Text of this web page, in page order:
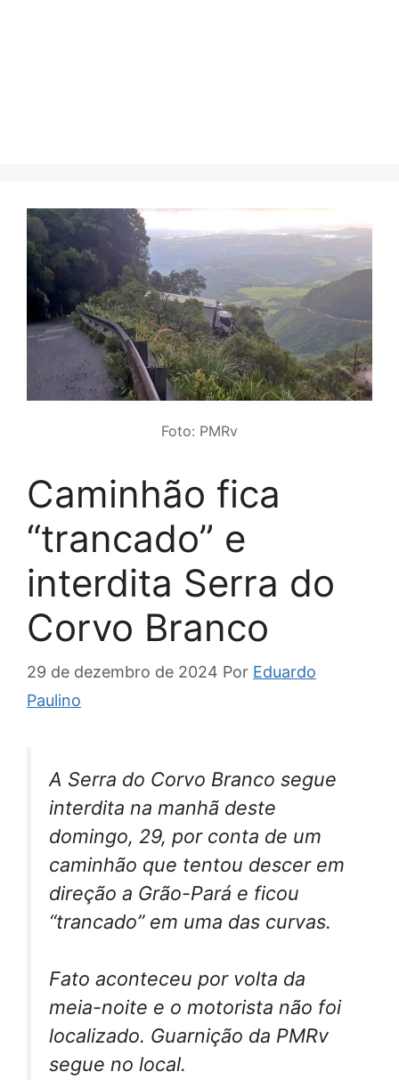
Foto: PMRv
Caminhão fica
“trancado” e
interdita Serra do
Corvo Branco
29 de dezembro de 2024 Por Eduardo
Paulino
A Serra do Corvo Branco segue
interdita na manhã deste
domingo, 29, por conta de um
caminhão que tentou descer em
direção a Grão-Pará e ficou
“trancado” em uma das curvas.
Fato aconteceu por volta da
meia-noite e o motorista não foi
localizado. Guarnição da PMRv
segue no local.